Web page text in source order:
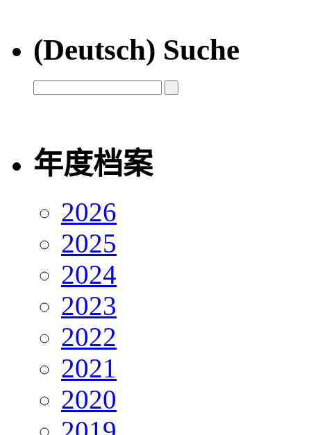
(Deutsch) Suche
年度档案
2026
2025
2024
2023
2022
2021
2020